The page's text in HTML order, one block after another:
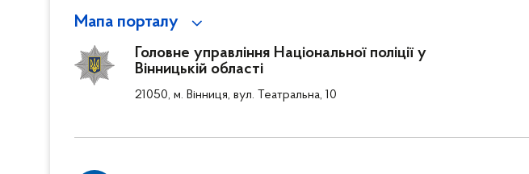
Мапа порталу
Головне управління Національної поліції у
Вінницькій області
21050, м. Вінниця, вул. Театральна, 10